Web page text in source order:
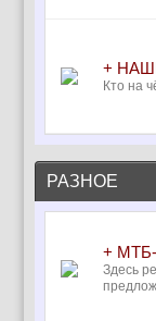
+
Кто на
РАЗНОЕ
+
Здесь